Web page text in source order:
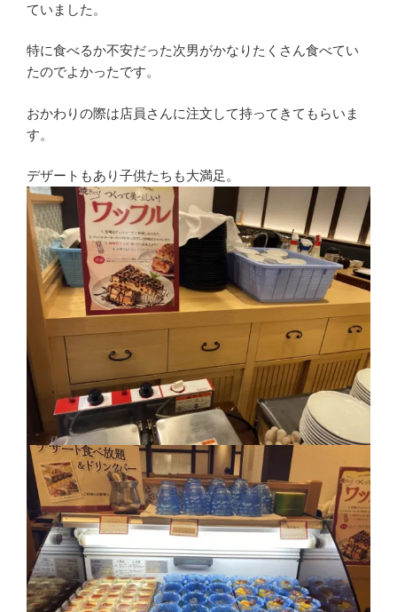
ていました。
特に食べるか不安だった次男がかなりたくさん食べてい
たのでよかったです。
おかわりの際は店員さんに注文して持ってきてもらいま
す。
デザートもあり子供たちも大満足。